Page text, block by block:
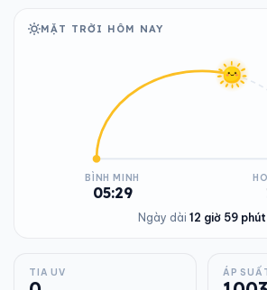
MẶT TRỜI HÔM NAY
BÌNH MINH
05:29
Ngày dài 12 giờ 59 phút
TIA UV ÁP